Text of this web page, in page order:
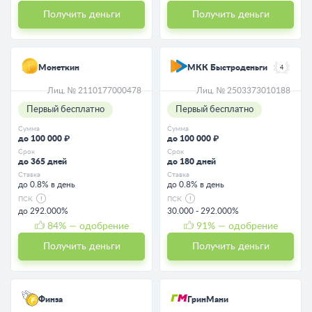
Получить деньги Получить деньги
Монеткин
Лиц. № 2110177000478
Первый бесплатно
Сумма
до 100 000 ₽
Срок
до 365 дней
Ставка
до 0.8% в день
ПСК
до 292.000%
84% — одобрение
Получить деньги
МКК Быстроденьги 4
Лиц. № 2503373010188
Первый бесплатно
Сумма
до 100 000 ₽
Срок
до 180 дней
Ставка
до 0.8% в день
ПСК
30.000 - 292.000%
91 % — одобрение
Получить деньги
Финза ГринМани